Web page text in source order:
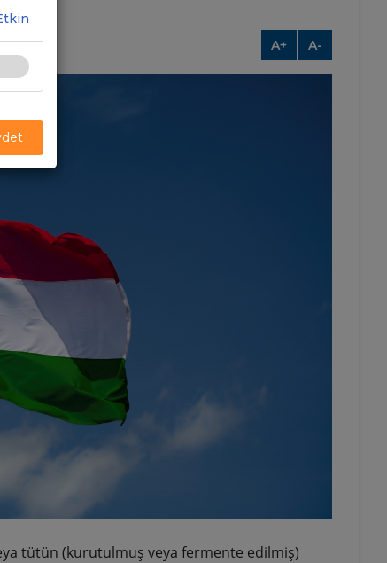
A+ A-
tütün (kurutulmuş veya fermente edilmiş)